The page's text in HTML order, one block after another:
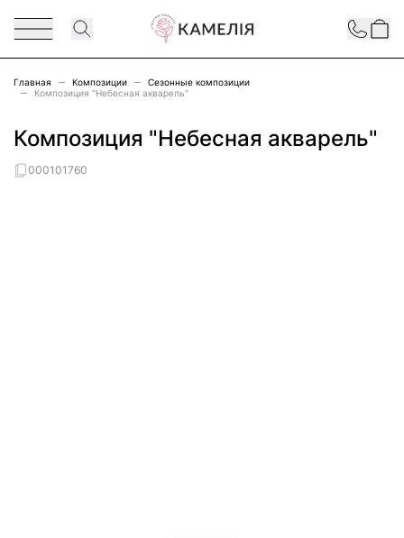
Перейти к содержимому
Contact
Главная Композиции
Сезонные композиции
Композиция "Небесная акварель"
Композиция "Небесная акварель"
000101760